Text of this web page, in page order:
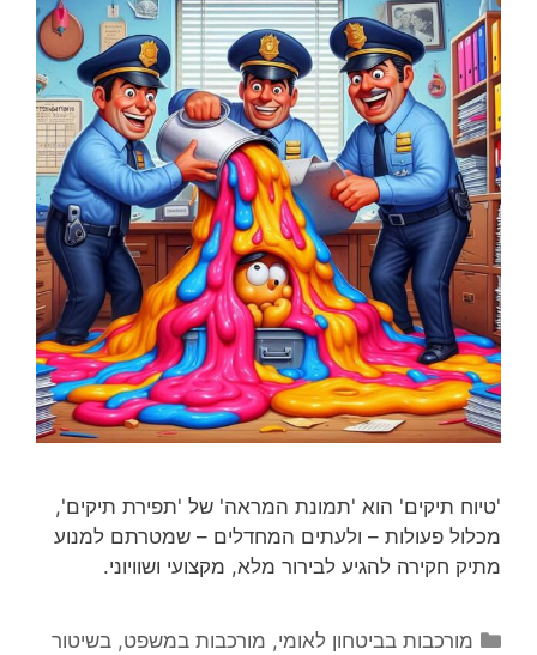
'טיוח תיקים' הוא 'תמונת המראה' של 'תפירת תיקים',
מכלול פעולות – ולעתים המחדלים – שמטרתם למנוע
מתיק חקירה להגיע לבירור מלא, מקצועי ושוויוני.
קטגוריות
מורכבות בביטחון לאומי, מורכבות במשפט, בשיטור